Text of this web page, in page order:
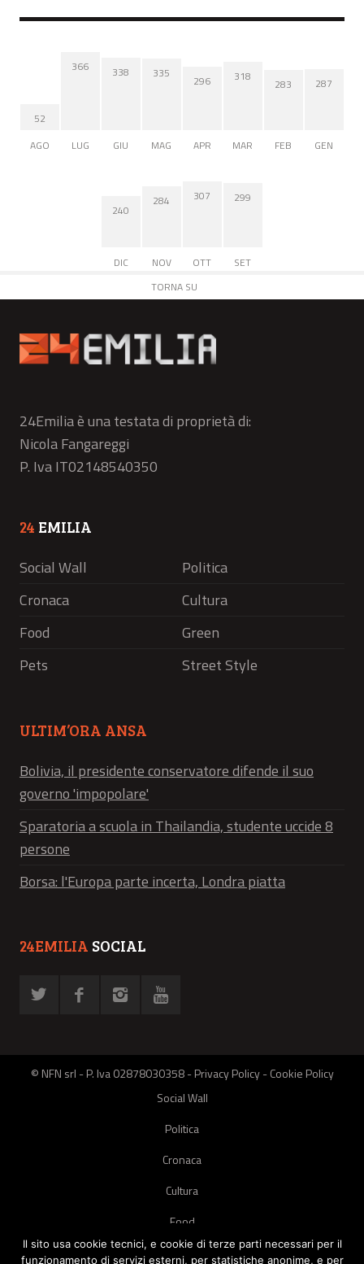
52
AGO
366
LUG
338
GIU
335
MAG
296
APR
318
MAR
283
FEB
287
GEN
240
DIC
284
NOV
307
OTT
299
SET
TORNA SU
24Emilia è una testata di proprietà di:
Nicola Fangareggi
P. Iva IT02148540350
24 EMILIA
Social Wall
Politica
Cronaca
Cultura
Food
Green
Pets
Street Style
ULTIM’ORA ANSA
Bolivia, il presidente conservatore difende il suo
governo 'impopolare'
Sparatoria a scuola in Thailandia, studente uccide 8
persone
Borsa: l'Europa parte incerta, Londra piatta
24EMILIA SOCIAL
© NFN srl - P. Iva 02878030358 -Privacy Policy-Cookie Policy
Social Wall
Politica
Cronaca
Cultura
Food
Green
Il sito usa cookie tecnici, e cookie di terze parti necessari per il
funzionamento di servizi esterni, per statistiche anonime, e per